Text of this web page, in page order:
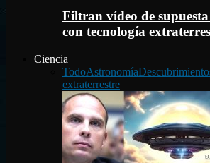
Filtran vídeo de
con tecnología
Ciencia
TodoAstronomía
extraterrestre